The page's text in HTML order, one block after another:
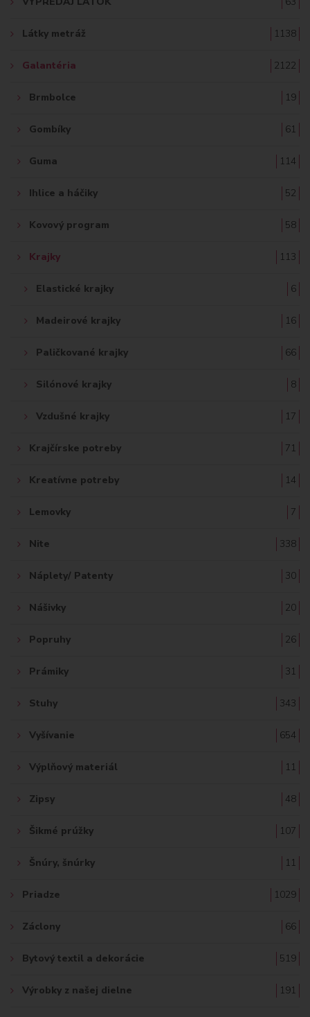
Látky metráž 1138
Galantéria 2122
Brmbolce 19
Gombíky 61
Guma 114
Ihlice a háčiky 52
Kovový program 58
Krajky 113
Elastické krajky 6
Madeirové krajky 16
Paličkované krajky 66
Silónové krajky 8
Vzdušné krajky 17
Krajčírske potreby 71
Kreatívne potreby 14
Lemovky 7
Nite 338
Náplety/ Patenty 30
Nášivky 20
Popruhy 26
Prámiky 31
Stuhy 343
Vyšívanie 654
Výplňový materiál 11
Zipsy 48
Šikmé prúžky 107
Šnúry, šnúrky 11
Priadze 1029
Záclony 66
Bytový textil a dekorácie 519
Výrobky z našej dielne 191